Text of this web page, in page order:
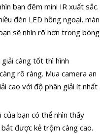
ban đêm mini IR xuất sắc.
đèn LED hồng ngoại, màn
sẽ nhìn rõ hơn trong bóng
càng tốt thì hình
rõ ràng. Mua camera an
cao với độ phân giải ít nhất
của bạn có thể nhìn thấy
được kẻ trộm càng cao.